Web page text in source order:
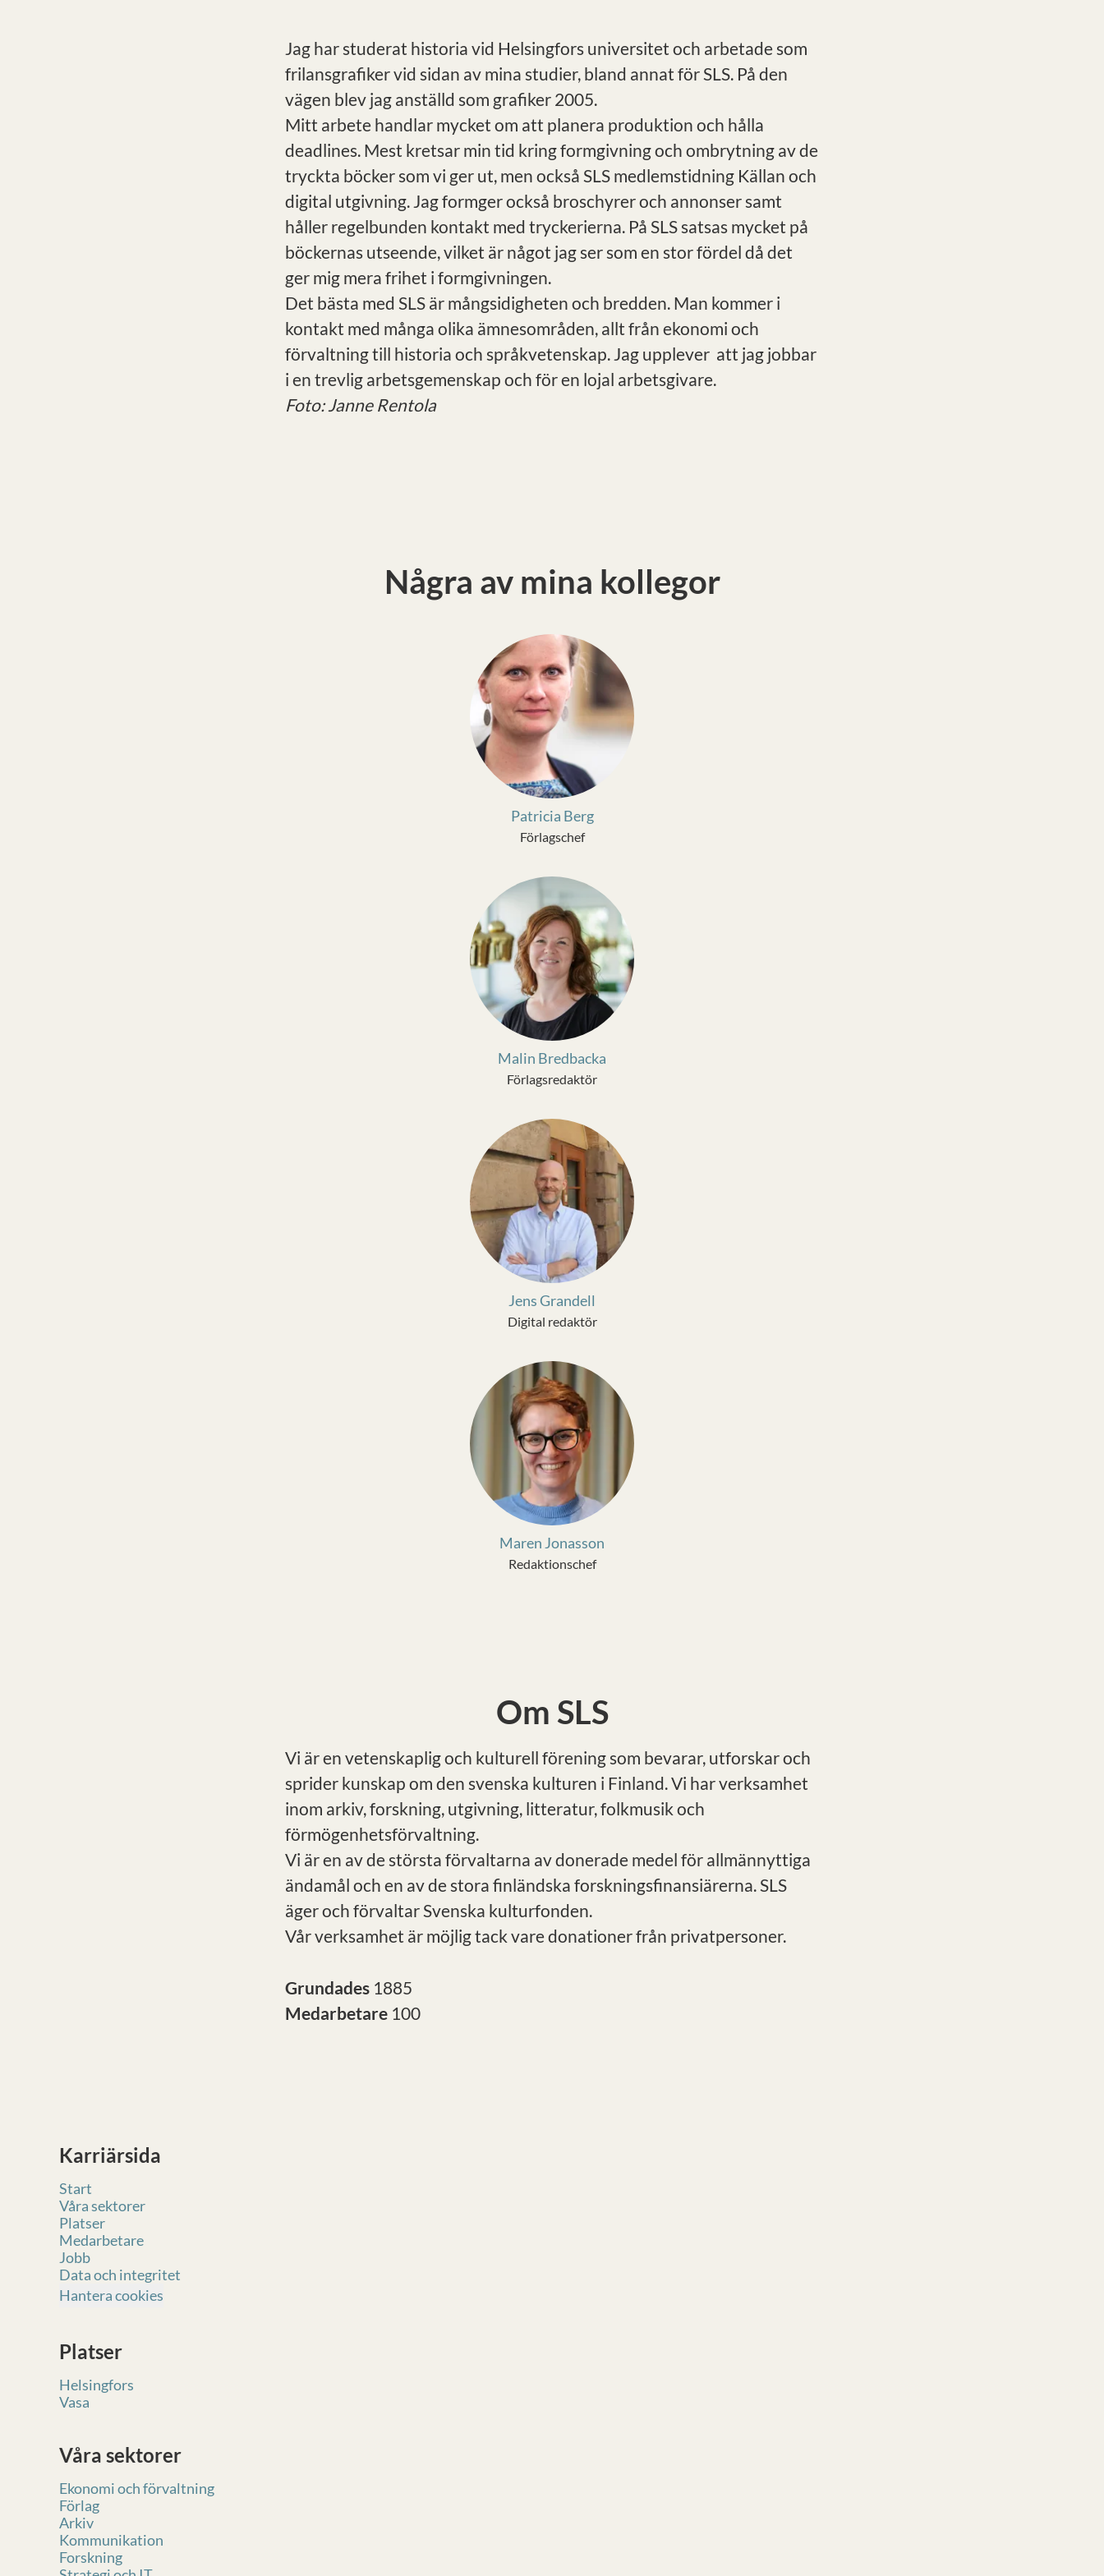
Jag har studerat historia vid Helsingfors universitet och arbetade som
frilansgrafiker vid sidan av mina studier, bland annat för SLS. På den
vägen blev jag anställd som grafiker 2005.
Mitt arbete handlar mycket om att planera produktion och hålla
deadlines. Mest kretsar min tid kring formgivning och ombrytning av de
tryckta böcker som vi ger ut, men också SLS medlemstidning Källan och
digital utgivning. Jag formger också broschyrer och annonser samt
håller regelbunden kontakt med tryckerierna. På SLS satsas mycket på
böckernas utseende, vilket är något jag ser som en stor fördel då det
ger mig mera frihet i formgivningen.
Det bästa med SLS är mångsidigheten och bredden. Man kommer i
kontakt med många olika ämnesområden, allt från ekonomi och
förvaltning till historia och språkvetenskap. Jag upplever att jag jobbar
i en trevlig arbetsgemenskap och för en lojal arbetsgivare.
Foto: Janne Rentola
Några av mina kollegor
Patricia Berg
Förlagschef
Malin Bredbacka
Förlagsredaktör
Jens Grandell
Digital redaktör
Maren Jonasson
Redaktionschef
Om SLS
Vi är en vetenskaplig och kulturell förening som bevarar, utforskar och
sprider kunskap om den svenska kulturen i Finland. Vi har verksamhet
inom arkiv, forskning, utgivning, litteratur, folkmusik och
förmögenhetsförvaltning.
Vi är en av de största förvaltarna av donerade medel för allmännyttiga
ändamål och en av de stora finländska forskningsfinansiärerna. SLS
äger och förvaltar Svenska kulturfonden.
Vår verksamhet är möjlig tack vare donationer från privatpersoner.
Grundades 1885
Medarbetare 100
Karriärsida
Start
Våra sektorer
Platser
Medarbetare
Jobb
Data och integritet
Hantera cookies
Platser
Helsingfors
Vasa
Våra sektorer
Ekonomi och förvaltning
Förlag
Arkiv
Kommunikation
Forskning